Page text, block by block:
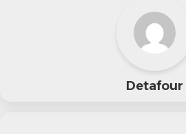
جاء بعد انخفاض
وإيطاليا والمملكة
سيارات في المنطقة.
Detafour